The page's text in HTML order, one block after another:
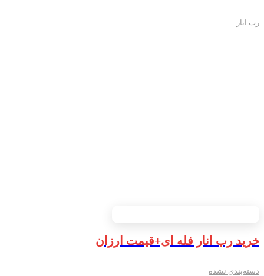
رب انار
خرید رب انار فله ای+قیمت ارزان
دسته‌بندی نشده